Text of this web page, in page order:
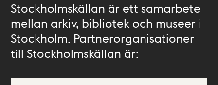
Stockholmskällan är ett samarbete
mellan arkiv, bibliotek och museer i
Stockholm. Partnerorganisationer
till Stockholmskällan är: